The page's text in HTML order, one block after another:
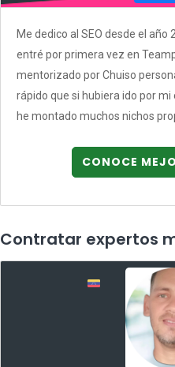
Me dedico al SEO desde el
entré por primera vez en
mentorizado por Chuiso
rápido que si hubiera ido por
he montado muchos nichos
CONOCE
Contratar expertos